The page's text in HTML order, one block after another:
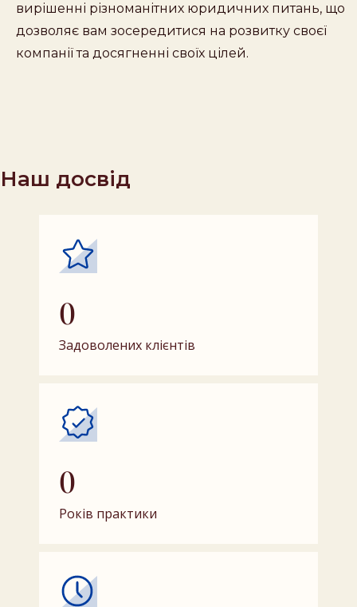
вирішенні різноманітних юридичних питань, що
дозволяє вам зосередитися на розвитку своєї
компанії та досягненні своїх цілей.
Наш досвід
0
Задоволених клієнтів
0
Років практики